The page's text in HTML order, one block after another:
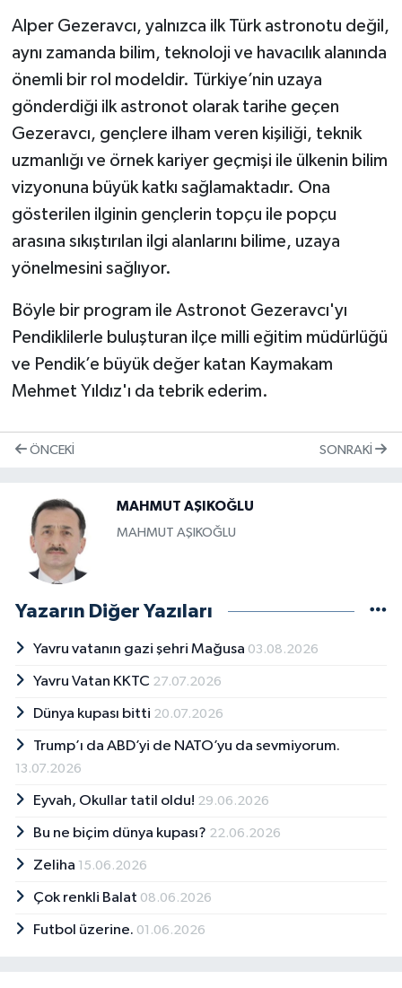
Alper Gezeravcı, yalnızca ilk Türk astronotu değil,
aynı zamanda bilim, teknoloji ve havacılık alanında
önemli bir rol modeldir. Türkiye’nin uzaya
gönderdiği ilk astronot olarak tarihe geçen
Gezeravcı, gençlere ilham veren kişiliği, teknik
uzmanlığı ve örnek kariyer geçmişi ile ülkenin bilim
vizyonuna büyük katkı sağlamaktadır. Ona
gösterilen ilginin gençlerin topçu ile popçu
arasına sıkıştırılan ilgi alanlarını bilime, uzaya
yönelmesini sağlıyor.
Böyle bir program ile Astronot Gezeravcı'yı
Pendiklilerle buluşturan ilçe milli eğitim müdürlüğü
ve Pendik’e büyük değer katan Kaymakam
Mehmet Yıldız'ı da tebrik ederim.
ÖNCEKI SONRAKI
MAHMUT AŞIKOĞLU
MAHMUT AŞIKOĞLU
Yazarın Diğer Yazıları
Yavru vatanın gazi şehri Mağusa 03.08.2026
Yavru Vatan KKTC 27.07.2026
Dünya kupası bitti 20.07.2026
Trump’ı da ABD’yi de NATO’yu da sevmiyorum.
13.07.2026
Eyvah, Okullar tatil oldu! 29.06.2026
Bu ne biçim dünya kupası? 22.06.2026
Zeliha 15.06.2026
Çok renkli Balat 08.06.2026
Futbol üzerine. 01.06.2026